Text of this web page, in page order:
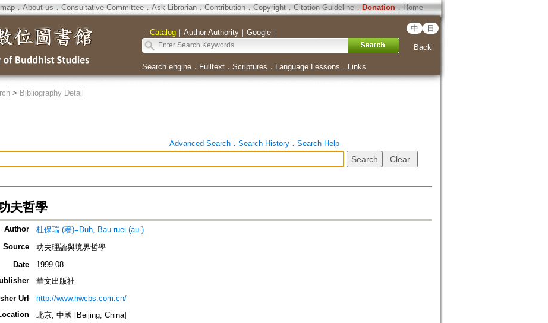
．About us ． Consultative Committee． Ask Librarian． Contribution．Copyright．Citation Guideline． Donation．Home
｜ Catalog｜ Author Authority｜ Google｜ 中 日
Back
Search engine． Fulltext． Scriptures ． Language Lessons ． Links
> Bibliography Detail
Advanced Search． Search History． Search Help
夫哲學
Author
杜保瑞 (著)=Duh, Bau-ruei (au.)
Source
功夫理論與境界哲學
Date
1999.08
華文出版社
Url
http://www.hwcbs.com.cn/
北京, 中國 [Beijing, China]